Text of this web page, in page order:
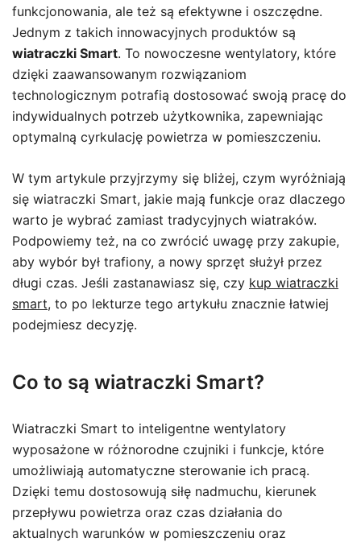
funkcjonowania, ale też są efektywne i oszczędne.
Jednym z takich innowacyjnych produktów są
wiatraczki Smart. To nowoczesne wentylatory, które
dzięki zaawansowanym rozwiązaniom
technologicznym potrafią dostosować swoją pracę do
indywidualnych potrzeb użytkownika, zapewniając
optymalną cyrkulację powietrza w pomieszczeniu.
W tym artykule przyjrzymy się bliżej, czym wyróżniają
się wiatraczki Smart, jakie mają funkcje oraz dlaczego
warto je wybrać zamiast tradycyjnych wiatraków.
Podpowiemy też, na co zwrócić uwagę przy zakupie,
aby wybór był trafiony, a nowy sprzęt służył przez
długi czas. Jeśli zastanawiasz się, czy kup wiatraczki
smart, to po lekturze tego artykułu znacznie łatwiej
podejmiesz decyzję.
Co to są wiatraczki Smart?
Wiatraczki Smart to inteligentne wentylatory
wyposażone w różnorodne czujniki i funkcje, które
umożliwiają automatyczne sterowanie ich pracą.
Dzięki temu dostosowują siłę nadmuchu, kierunek
przepływu powietrza oraz czas działania do
aktualnych warunków w pomieszczeniu oraz